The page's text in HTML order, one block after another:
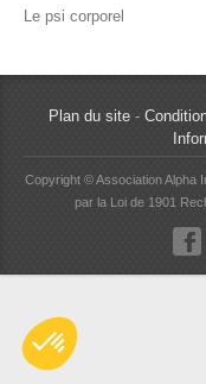
Le psi corporel
Plan du site-
Copyright © Association Alpha
par la Loi de 1901